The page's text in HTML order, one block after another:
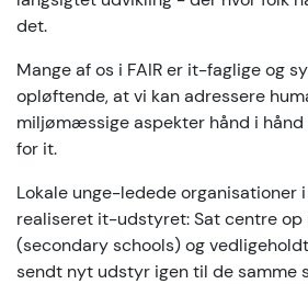
det.
Mange af os i FAIR er it-faglige og
opløftende, at vi kan adressere
miljømæssige aspekter hånd i
for it.
Lokale unge-ledede organisationer
realiseret it-udstyret: Sat centre op
(secondary schools) og
sendt nyt udstyr igen til de samme